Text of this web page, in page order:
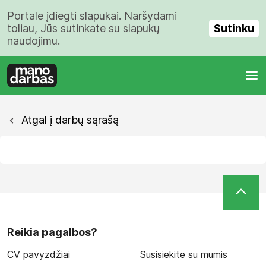
Portale įdiegti slapukai. Naršydami
toliau, Jūs sutinkate su slapukų
naudojimu.
Sutinku
Atgal į darbų sąrašą
Reikia pagalbos?
CV pavyzdžiai Susisiekite su mumis